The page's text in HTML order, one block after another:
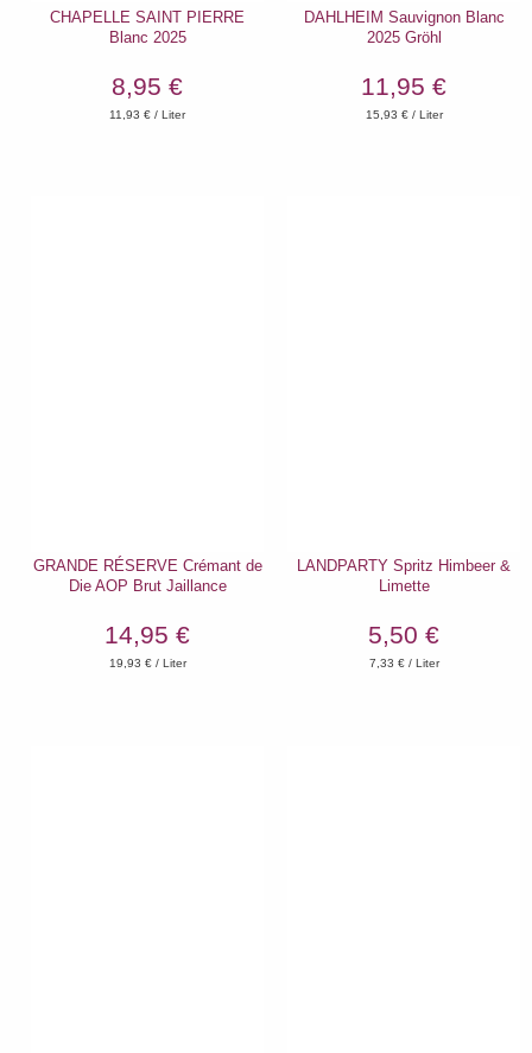
CHAPELLE SAINT PIERRE
Blanc 2025
8,95 €
11,93 € / Liter
DAHLHEIM Sauvignon Blanc
2025 Gröhl
11,95 €
15,93 € / Liter
GRANDE RÉSERVE Crémant de
Die AOP Brut Jaillance
14,95 €
19,93 € / Liter
LANDPARTY Spritz Himbeer &
Limette
5,50 €
7,33 € / Liter